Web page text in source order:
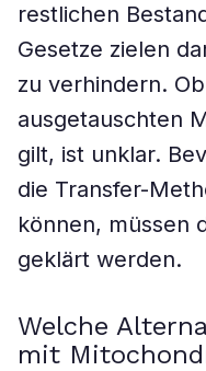
restlichen
Gesetze zielen
zu verhindern.
ausgetauschten
gilt, ist unklar.
die Transfer-
können, müssen
geklärt werden.
Welche
mit